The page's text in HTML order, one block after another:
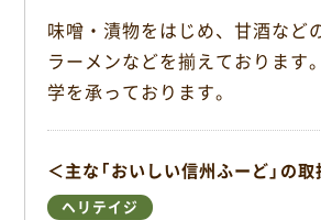
e
b
o
e
味噌・漬物をはじめ、甘酒など
ラーメンなどを揃えております
学を承っております。
＜主な「おいしい信州ふーど」の取
ヘリテイジ